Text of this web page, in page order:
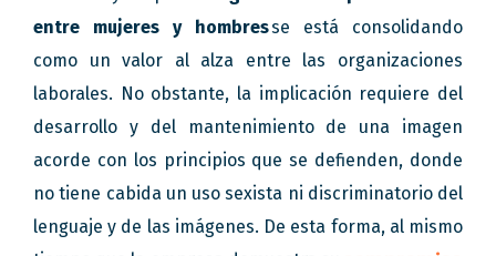
entre mujeres y hombresse está consolidando
como un valor al alza entre las organizaciones
laborales. No obstante, la implicación requiere del
desarrollo y del mantenimiento de una imagen
acorde con los principios que se defienden, donde
no tiene cabida un uso sexista ni discriminatorio del
lenguaje y de las imágenes. De esta forma, al mismo